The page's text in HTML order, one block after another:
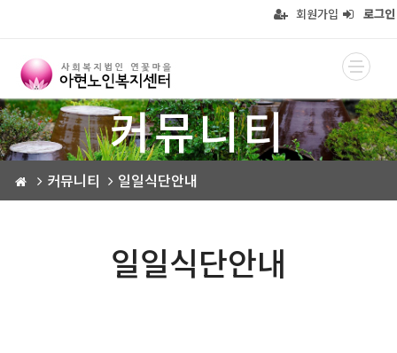
회원가입 로그인
커뮤니티
커뮤니티 일일식단안내
일일식단안내